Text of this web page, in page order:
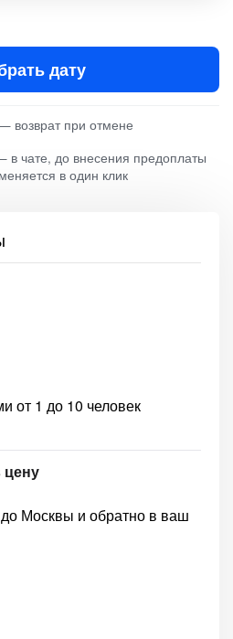
дату
возврат при отмене
в чате, до внесения предоплаты
в один клик
от 1 до 10 человек
цену
Москвы и обратно в ваш